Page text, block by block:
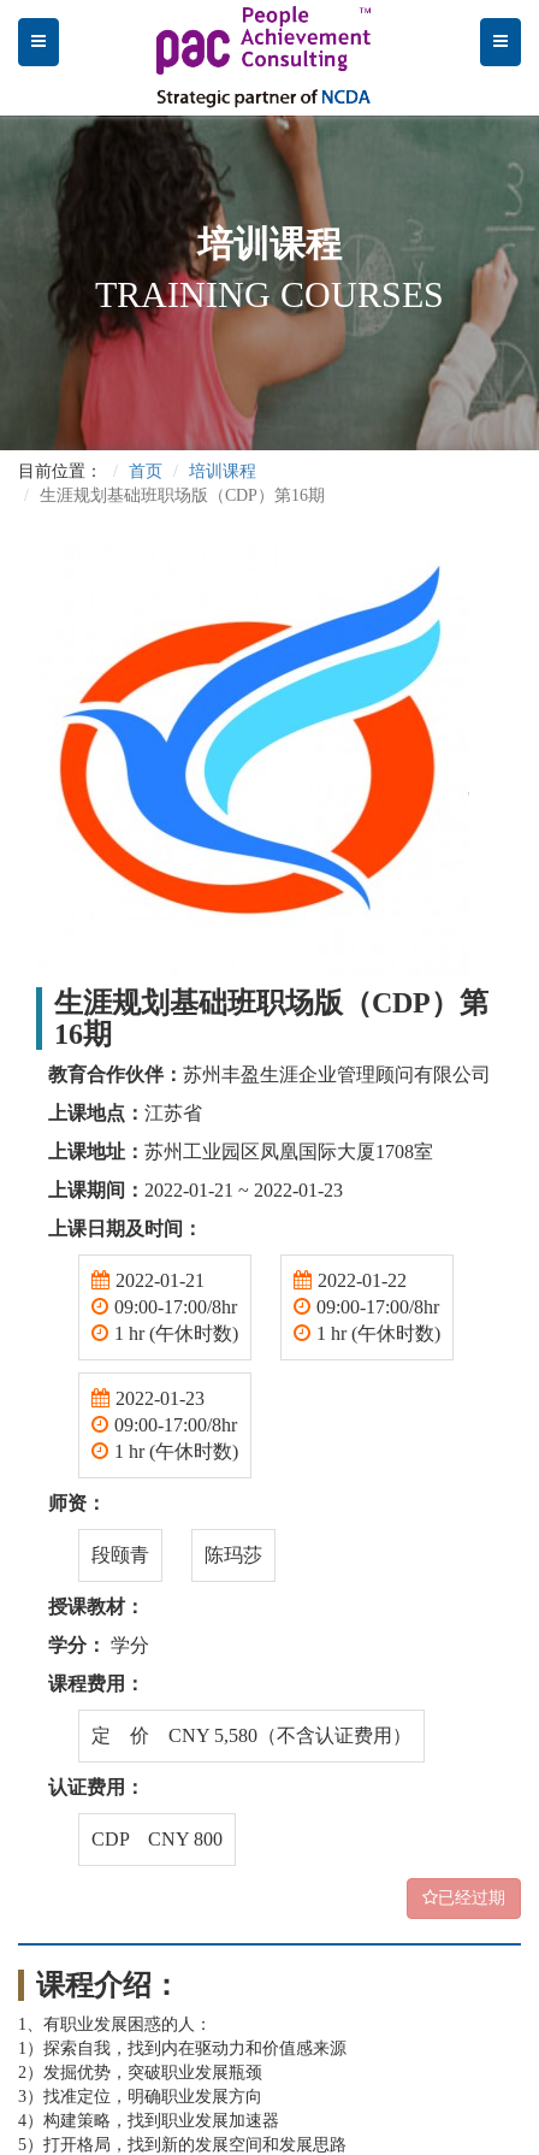
培训课程
TRAINING COURSES
目前位置： 首页
培训课程
生涯规划基础班职场版（CDP）第16期
生涯规划基础班职场版（CDP）第
16期
教育合作伙伴： 苏州丰盈生涯企业管理顾问有限公司
上课地点： 江苏省
上课地址： 苏州工业园区凤凰国际大厦1708室
上课期间： 2022-01-21 ~ 2022-01-23
上课日期及时间：
2022-01-21
09:00-17:00/8hr
1 hr (午休时数)
2022-01-22
09:00-17:00/8hr
1 hr (午休时数)
2022-01-23
09:00-17:00/8hr
1 hr (午休时数)
师资：
段颐青 陈玛莎
授课教材：
学分： 学分
课程费用：
定 价 CNY 5,580（不含认证费用）
认证费用：
CDP CNY 800
已经过期
课程介绍：
1、有职业发展困惑的人：
1）探索自我，找到内在驱动力和价值感来源
2）发掘优势，突破职业发展瓶颈
3）找准定位，明确职业发展方向
4）构建策略，找到职业发展加速器
5）打开格局，找到新的发展空间和发展思路